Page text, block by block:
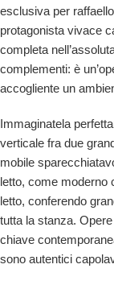
esclusiva per
protagonista vivace
completa
complementi: è
accogliente un
Immaginatela
verticale fra due
mobile
letto, come moderno
letto, conferendo
tutta la stanza.
chiave
sono autentici